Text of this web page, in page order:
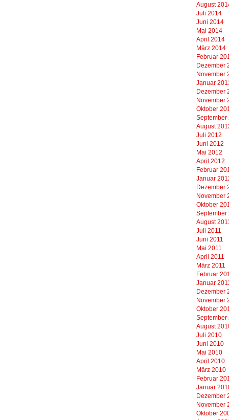
August
Juli 2014
Juni 2014
Mai 2014
April 2014
März 2014
Februar
Dezember
November
Januar
Dezember
November
Oktober
September
August
Juli 2012
Juni 2012
Mai 2012
April 2012
Februar
Januar
Dezember
November
Oktober
September
August
Juli 2011
Juni 2011
Mai 2011
April 2011
März 2011
Februar
Januar
Dezember
November
Oktober
September
August
Juli 2010
Juni 2010
Mai 2010
April 2010
März 2010
Februar
Januar
Dezember
November
Oktober